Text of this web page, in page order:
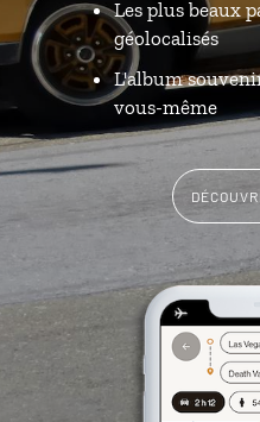
Les plus beaux
géolocalisés
L'album
vous-même